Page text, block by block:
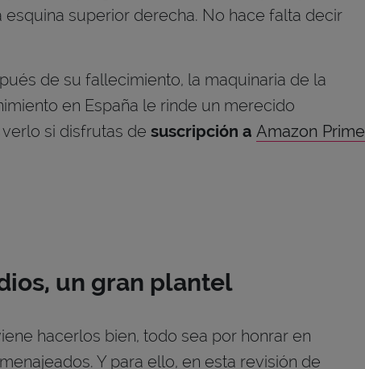
esquina superior derecha. No hace falta decir
de su fallecimiento, la maquinaria de la
en España le rinde un merecido
si disfrutas de suscripción a Amazon Prime
un gran plantel
hacerlos bien, todo sea por honrar en
Y para ello, en esta revisión de